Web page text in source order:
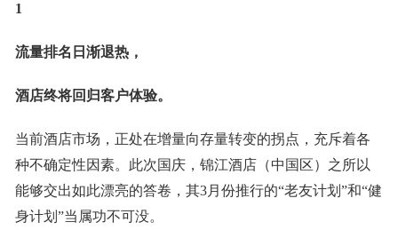
1
流量排名日渐退热，
酒店终将回归客户体验。
当前酒店市场，正处在增量向存量转变的拐点，充斥着各
种不确定性因素。此次国庆，锦江酒店（中国区）之所以
能够交出如此漂亮的答卷，其3月份推行的“老友计划”和“健
身计划”当属功不可没。